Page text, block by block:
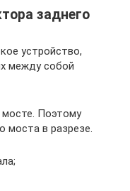
заднего
устройство,
между собой
мосте. Поэтому
моста в разрезе.